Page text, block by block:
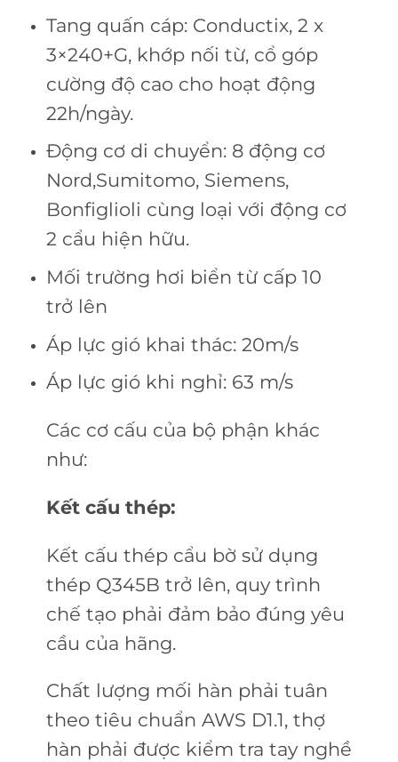
Tang quấn cáp: Conductix, 2 x
3×240+G, khớp nối từ, cổ góp
cường độ cao cho hoạt động
22h/ngày.
Động cơ di chuyển: 8 động cơ
Nord,Sumitomo, Siemens,
Bonfiglioli cùng loại với động cơ
2 cẩu hiện hữu.
Mối trường hơi biển từ cấp 10
trở lên
Áp lực gió khai thác: 20m/s
Áp lực gió khi nghỉ: 63 m/s
Các cơ cấu của bộ phận khác
như:
Kết cấu thép:
Kết cấu thép cẩu bờ sử dụng
thép Q345B trở lên, quy trình
chế tạo phải đảm bảo đúng yêu
cầu của hãng.
Chất lượng mối hàn phải tuân
theo tiêu chuẩn AWS D1.1, thợ
hàn phải được kiểm tra tay nghề